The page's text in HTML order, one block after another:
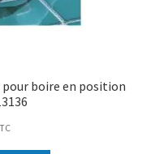
pour boire en position